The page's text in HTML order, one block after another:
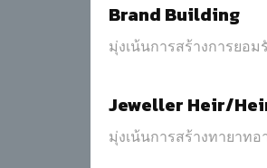
Brand Building
มุ่งเน้นการสร้างการยอ
Jeweller Heir/
มุ่งเน้นการสร้างทายาท